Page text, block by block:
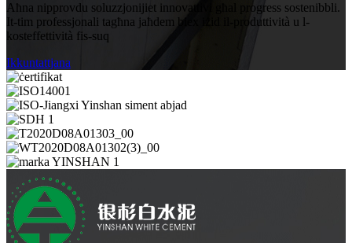
Aħna nipprovdu soluzzjonijiet innovattivi għal progress sostenibbli.
It-tim professjonali tagħna jaħdem biex iżid il-produttività u l-
kosteffettività fis-suq
Ikkuntattjana